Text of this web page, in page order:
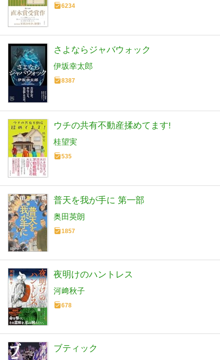
6234
さよならジャバウォック
伊坂幸太郎
8387
ウチの共有不動産揉めてます!
桂望実
535
普天を我が手に 第一部
奥田英朗
1857
夜明けのハントレス
河﨑秋子
678
ブティック